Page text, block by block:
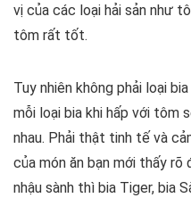
vị của các loại hải sản như
tôm rất tốt.
Tuy nhiên không phải loại
mỗi loại bia khi hấp với tôm
nhau. Phải thật tinh tế và
của món ăn bạn mới thấy
nhậu sành thì bia Tiger, bia